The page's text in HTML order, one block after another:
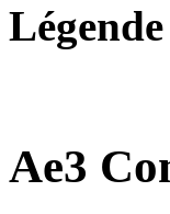
Ae3